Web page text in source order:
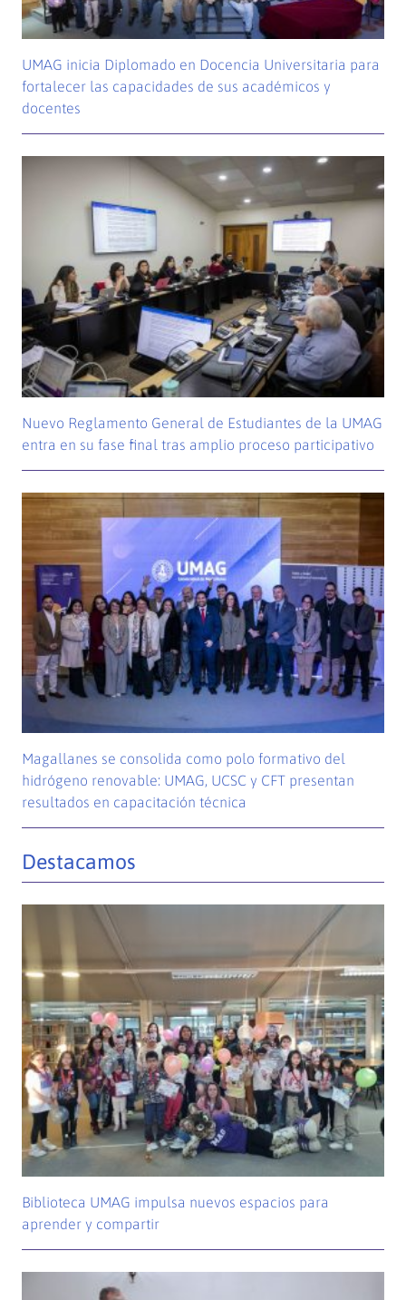
UMAG inicia Diplomado en Docencia Universitaria para
fortalecer las capacidades de sus académicos y
docentes
Nuevo Reglamento General de Estudiantes de la UMAG
entra en su fase final tras amplio proceso participativo
Magallanes se consolida como polo formativo del
hidrógeno renovable: UMAG, UCSC y CFT presentan
resultados en capacitación técnica
Destacamos
Biblioteca UMAG impulsa nuevos espacios para
aprender y compartir